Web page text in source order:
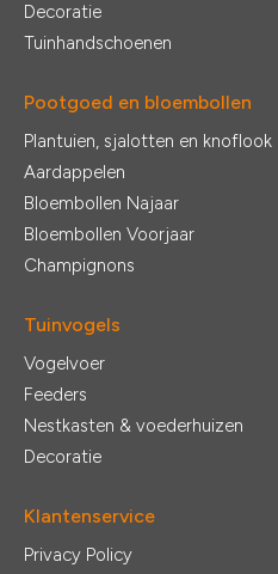
Decoratie
Tuinhandschoenen
Pootgoed en bloembollen
Plantuien, sjalotten en knoflook
Aardappelen
Bloembollen Najaar
Bloembollen Voorjaar
Champignons
Tuinvogels
Vogelvoer
Feeders
Nestkasten & voederhuizen
Decoratie
Klantenservice
Privacy Policy